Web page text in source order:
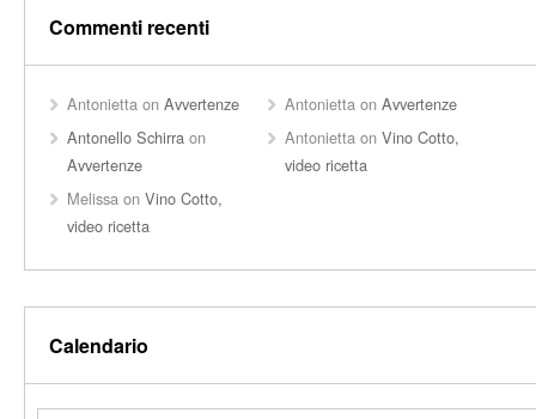
Commenti recenti
Antonietta on Avvertenze Antonietta onAvvertenze
Antonello Schirra on
Avvertenze
Antonietta onVino Cotto,
video ricetta
Melissa on Vino Cotto,
video ricetta
Calendario